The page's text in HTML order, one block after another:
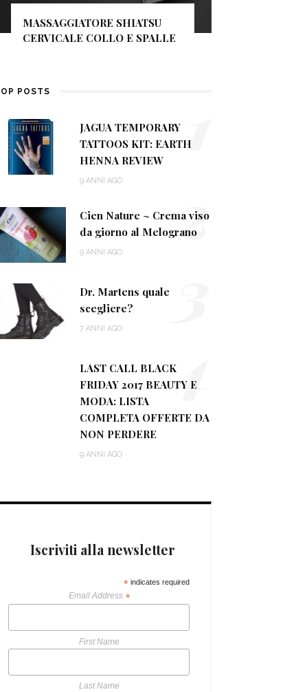
NEE MAKEUP MILANO: IL
FONDOTINTA PERFETTO PER
COPRIRE LE IMPERFEZIONI
POSTS
JAGUA TEMPORARY
TATTOOS KIT: EARTH
HENNA REVIEW
9 ANNI AGO
1
Cien Nature ~ Crema viso
da giorno al Melograno
9 ANNI AGO 2
Dr. Martens quale
scegliere?
7 ANNI AGO
LAST CALL BLACK
FRIDAY 2017 BEAUTY E
MODA: LISTA
COMPLETA OFFERTE DA
NON PERDERE
9 ANNI AGO
4
Iscriviti alla newsletter
* indicates required
Email Address *
First Name
Last Name